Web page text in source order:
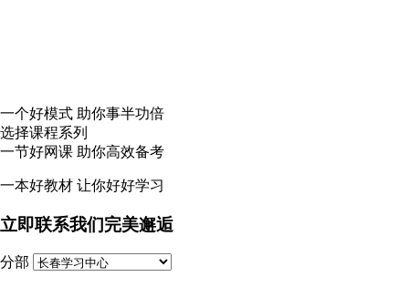
一个好模式 助你事半功倍
选择课程系列
一节好网课 助你高效备考
一本好教材 让你好好学习
立即联系我们完美邂逅
分部